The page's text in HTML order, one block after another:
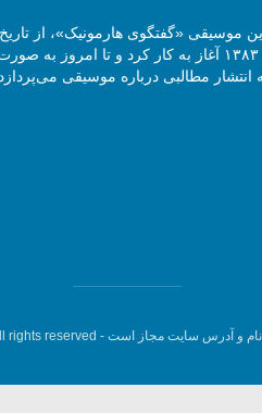
فروردین ۱۳۸۳ آغاز به کار کرد و تا امروز به
انتشار مطالبی درباره موسیقی می‌پردازد.
نام و آدرس سایت مجاز است - rights reserved.